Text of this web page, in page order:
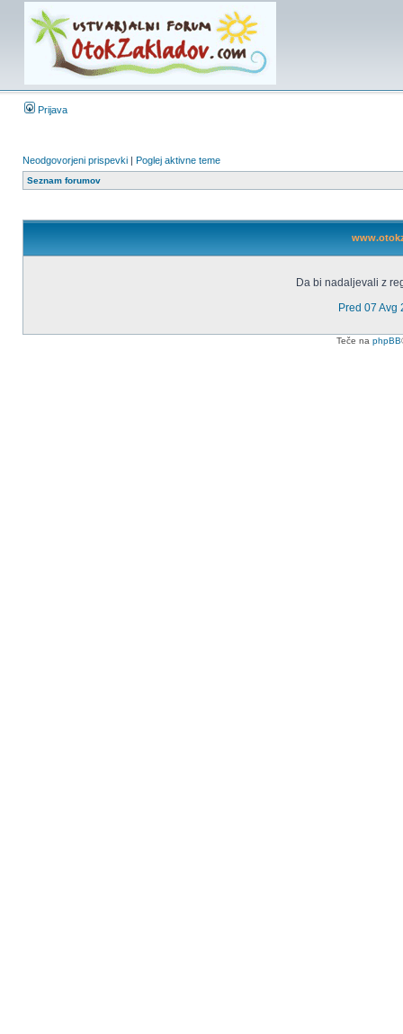
Prijava
Neodgovorjeni prispevki | Poglej aktivne teme
Seznam forumov
Da bi nadaljevali z
Pred 07 Avg
Teče na phpBB